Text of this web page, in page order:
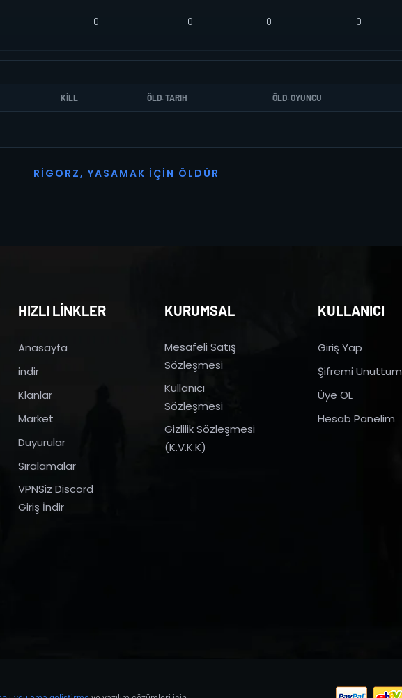
0 0 0 0
KILL ÖLD. TARIH ÖLD. OYUNCU
R I G O R Z, YASAMAK İ ÇI N Ö L D Ü R
HIZLI LİNKLER
Anasayfa
indir
Klanlar
Market
Duyurular
Sıralamalar
VPNSiz Discord
Giriş İndir
KURUMSAL
Mesafeli Satış
Sözleşmesi
Kullanıcı
Sözleşmesi
Gizlilik Sözleşmesi
(K.V.K.K)
KULLANICI
Giriş Yap
Şifremi Unuttum
Üye OL
Hesab Panelim